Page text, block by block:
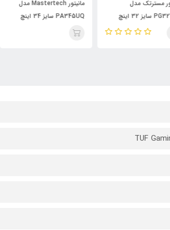
مانیتور Mastertech مدل
PA345UQ سایز 34 اینچ
مانیتور مسترتک مدل
PA329CU-4K سایز 32 اینچ